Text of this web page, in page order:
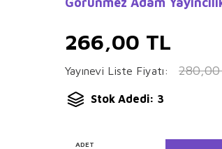
266,00 TL
Yayınevi Liste Fiyatı: 280,00
Stok Adedi: 3
ADET